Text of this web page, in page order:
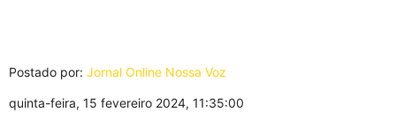
Postado por: Jornal Online Nossa Voz
quinta-feira, 15 fevereiro 2024, 11:35:00